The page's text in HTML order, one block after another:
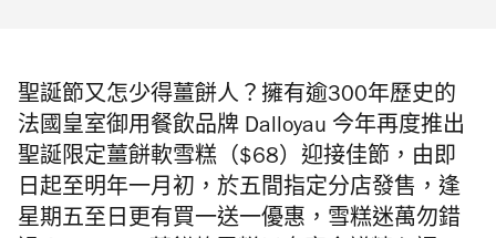
聖誕節又怎少得薑餅人？擁有逾300年歷史的
法國皇室御用餐飲品牌 Dalloyau 今年再度推出
聖誕限定薑餅軟雪糕（$68）迎接佳節，由即
日起至明年一月初，於五間指定分店發售，逢
星期五至日更有買一送一優惠，雪糕迷萬勿錯